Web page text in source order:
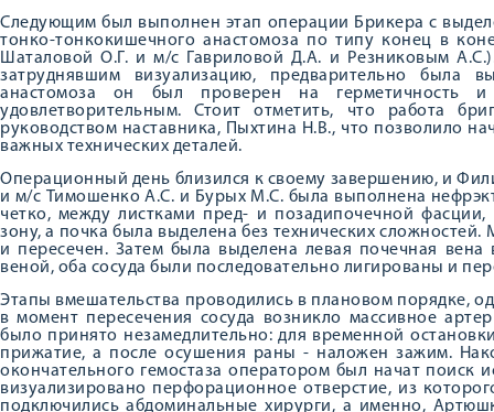
Следующим был выполнен этап операции Брикера с
тонко-тонкокишечного анастомоза по типу конец в
Шаталовой О.Г. и м/с Гавриловой Д.А. и Резниковым
затруднявшим визуализацию, предварительно была
анастомоза он был проверен на герметичность и
удовлетворительным. Стоит отметить, что работа
руководством наставника, Пыхтина Н.В., что позволило
важных технических деталей.
Операционный день близился к своему завершению, и
и м/с Тимошенко А.С. и Бурых М.С. была выполнена
четко, между листками пред- и позадипочечной
зону, а почка была выделена без технических
и пересечен. Затем была выделена левая почечная
веной, оба сосуда были последовательно лигированы и
Этапы вмешательства проводились в плановом порядке,
в момент пересечения сосуда возникло массивное
было принято незамедлительно: для временной
прижатие, а после осушения раны - наложен зажим.
окончательного гемостаза оператором был начат
визуализировано перфорационное отверстие, из
подключились абдоминальные хирурги, а именно,